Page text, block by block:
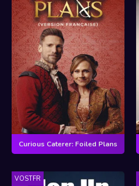
Curious Caterer: Foiled Plans
VOSTFR